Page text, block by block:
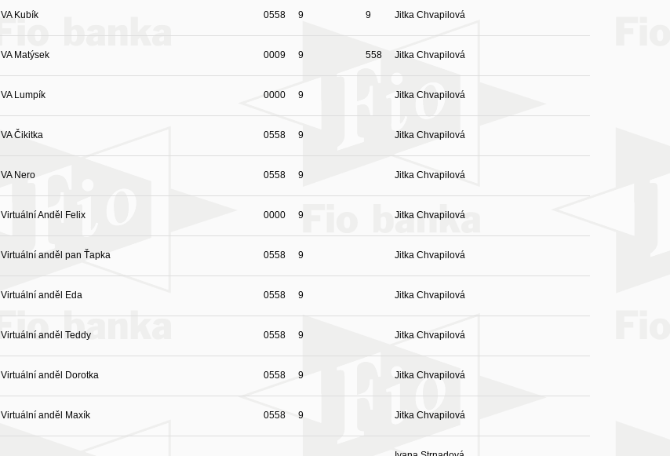
VA Kubík 0558 9 9 Jitka Chvapilová
VA Matýsek 0009 9 558 Jitka Chvapilová
VA Lumpík 0000 9 Jitka Chvapilová
VA Čikitka 0558 9 Jitka Chvapilová
VA Nero 0558 9 Jitka Chvapilová
Virtuální Anděl Felix 0000 9 Jitka Chvapilová
Virtuální anděl pan Ťapka 0558 9 Jitka Chvapilová
Virtuální anděl Eda 0558 9 Jitka Chvapilová
Virtuální anděl Teddy 0558 9 Jitka Chvapilová
Virtuální anděl Dorotka 0558 9 Jitka Chvapilová
Virtuální anděl Maxík 0558 9 Jitka Chvapilová